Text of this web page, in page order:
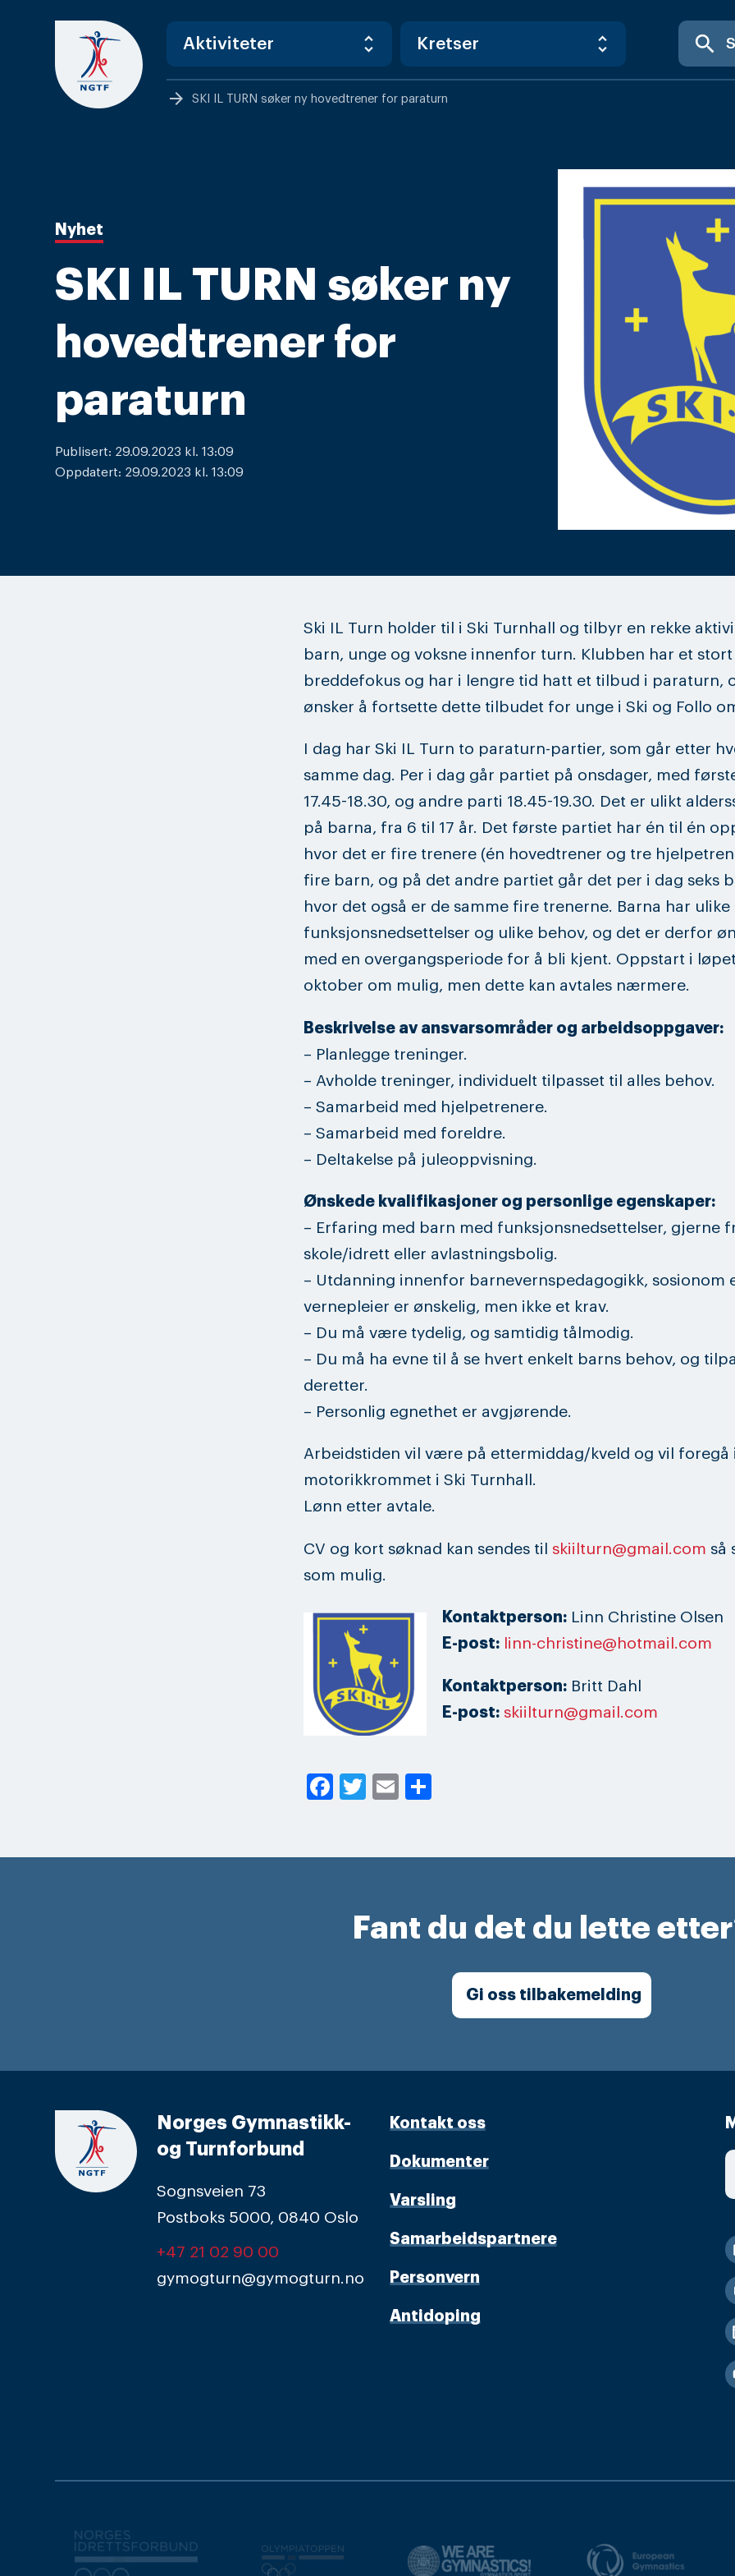
content
search
arrow_forward SKI IL TURN søker ny hovedtrener for paraturn
Nyhet
SKI IL TURN søker ny
hovedtrener for
paraturn
Publisert: 29.09.2023 kl. 13:09
Oppdatert: 29.09.2023 kl. 13:09
Ski IL Turn holder til i Ski Turnhall og tilbyr en rekke
barn, unge og voksne innenfor turn. Klubben har et stort
breddefokus og har i lengre tid hatt et tilbud i paraturn,
ønsker å fortsette dette tilbudet for unge i Ski og Follo
I dag har Ski IL Turn to paraturn-partier, som går etter
samme dag. Per i dag går partiet på onsdager, med
17.45-18.30, og andre parti 18.45-19.30. Det er ulikt
på barna, fra 6 til 17 år. Det første partiet har én til én
hvor det er fire trenere (én hovedtrener og tre
fire barn, og på det andre partiet går det per i dag seks
hvor det også er de samme fire trenerne. Barna har ulike
funksjonsnedsettelser og ulike behov, og det er derfor
med en overgangsperiode for å bli kjent. Oppstart i
oktober om mulig, men dette kan avtales nærmere.
Beskrivelse av ansvarsområder og arbeidsoppgaver:
– Planlegge treninger.
– Avholde treninger, individuelt tilpasset til alles behov.
– Samarbeid med hjelpetrenere.
– Samarbeid med foreldre.
– Deltakelse på juleoppvisning.
Ønskede kvalifikasjoner og personlige egenskaper:
– Erfaring med barn med funksjonsnedsettelser, gjerne
skole/idrett eller avlastningsbolig.
– Utdanning innenfor barnevernspedagogikk, sosionom
vernepleier er ønskelig, men ikke et krav.
– Du må være tydelig, og samtidig tålmodig.
– Du må ha evne til å se hvert enkelt barns behov, og
deretter.
– Personlig egnethet er avgjørende.
Arbeidstiden vil være på ettermiddag/kveld og vil foregå i
motorikkrommet i Ski Turnhall.
Lønn etter avtale.
CV og kort søknad kan sendes til skiilturn@gmail.com så
som mulig.
Kontaktperson:Linn Christine Olsen
E-post: linn-christine@hotmail.com
Kontaktperson:Britt Dahl
E-post: skiilturn@gmail.com
Facebook
Twitter
Email
Fant du det du lette
Gi oss tilbakemelding
Norges Gymnastikk-
og Turnforbund
Sognsveien 73
Postboks 5000, 0840 Oslo
+47 21 02 90 00
gymogturn@gymogturn.no
Kontakt oss
Dokumenter
Varsling
Samarbeidspartnere
Personvern
Antidoping